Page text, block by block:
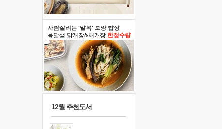
사람살리는 '말복' 보양 밥상
옹달샘 닭개장&채개장 한정수량
12월 추천도서